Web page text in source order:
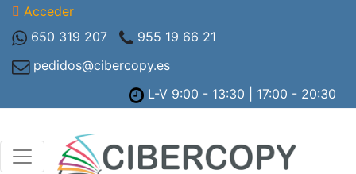
Acceder
650 319 207
955 19 66 21
pedidos@cibercopy.es
L-V 9:00 - 13:30 | 17:00 - 20:30